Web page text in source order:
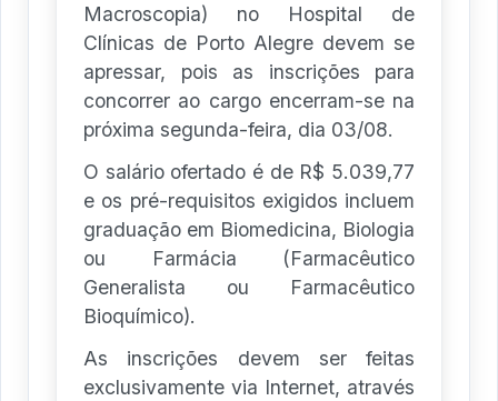
Macroscopia) no Hospital de
Clínicas de Porto Alegre devem se
apressar, pois as inscrições para
concorrer ao cargo encerram-se na
próxima segunda-feira, dia 03/08.
O salário ofertado é de R$ 5.039,77
e os pré-requisitos exigidos incluem
graduação em Biomedicina, Biologia
ou Farmácia (Farmacêutico
Generalista ou Farmacêutico
Bioquímico).
As inscrições devem ser feitas
exclusivamente via Internet, através